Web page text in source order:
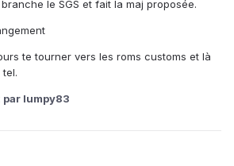
le SGS et fait la maj proposée.
te tourner vers les roms customs et là
par lumpy83